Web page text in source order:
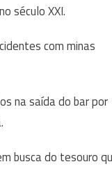
século XXI.
com minas
na saída do bar por
busca do tesouro